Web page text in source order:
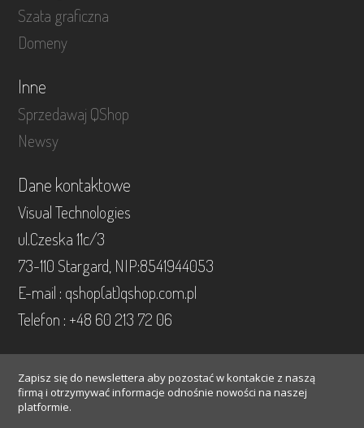
Szata graficzna
Domeny
Inne
Sprzedawaj QShop
Newsy
Dane kontaktowe
Visual Technologies
ul.Czeska 11c/3
73-110 Stargard, NIP:8541944053
E-mail : qshop(at)qshop.com.pl
Telefon : +48 60 213 72 06
Zapisz się do newslettera aby pozostać w kontakcie z naszą
firmą i otrzymywać informacje odnośnie nowości na naszej
platformie.